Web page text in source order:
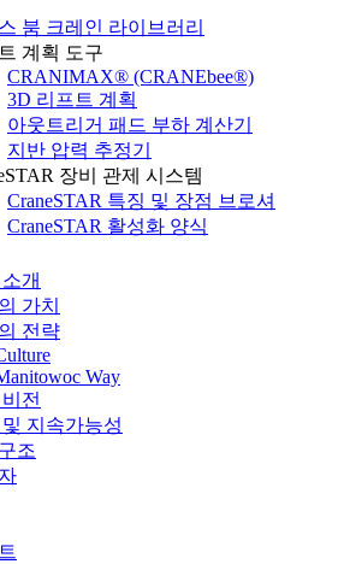
붐 크레인 라이브러리
계획 도구
CRANIMAX® (CRANEbee®)
3D 리프트 계획
아웃트리거 패드 부하 계산기
지반 압력 추정기
장비 관제 시스템
CraneSTAR 특징 및 장점 브로셔
CraneSTAR 활성화 양식
개
가치
전략
Way
전
지속가능성
조